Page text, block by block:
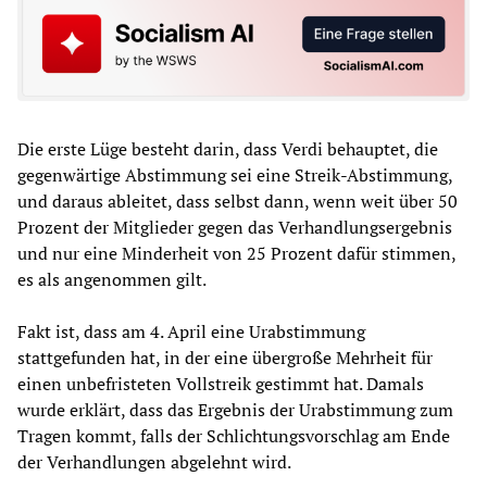
Die erste Lüge besteht darin, dass Verdi behauptet, die
gegenwärtige Abstimmung sei eine Streik-Abstimmung,
und daraus ableitet, dass selbst dann, wenn weit über 50
Prozent der Mitglieder gegen das Verhandlungsergebnis
und nur eine Minderheit von 25 Prozent dafür stimmen,
es als angenommen gilt.
Fakt ist, dass am 4. April eine Urabstimmung
stattgefunden hat, in der eine übergroße Mehrheit für
einen unbefristeten Vollstreik gestimmt hat. Damals
wurde erklärt, dass das Ergebnis der Urabstimmung zum
Tragen kommt, falls der Schlichtungsvorschlag am Ende
der Verhandlungen abgelehnt wird.